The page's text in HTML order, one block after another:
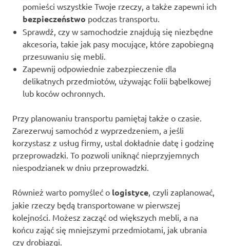
pomieści wszystkie Twoje rzeczy, a także zapewni ich
bezpieczeństwo podczas transportu.
Sprawdź, czy w samochodzie znajdują się niezbędne
akcesoria, takie jak pasy mocujące, które zapobiegną
przesuwaniu się mebli.
Zapewnij odpowiednie zabezpieczenie dla
delikatnych przedmiotów, używając folii bąbelkowej
lub koców ochronnych.
Przy planowaniu transportu pamiętaj także o czasie.
Zarezerwuj samochód z wyprzedzeniem, a jeśli
korzystasz z usług firmy, ustal dokładnie datę i godzinę
przeprowadzki. To pozwoli uniknąć nieprzyjemnych
niespodzianek w dniu przeprowadzki.
Również warto pomyśleć o logistyce , czyli zaplanować,
jakie rzeczy będą transportowane w pierwszej
kolejności. Możesz zacząć od większych mebli, a na
końcu zająć się mniejszymi przedmiotami, jak ubrania
czy drobiazgi.